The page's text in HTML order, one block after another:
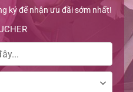
ký để nhận ưu đãi sớm nhất!